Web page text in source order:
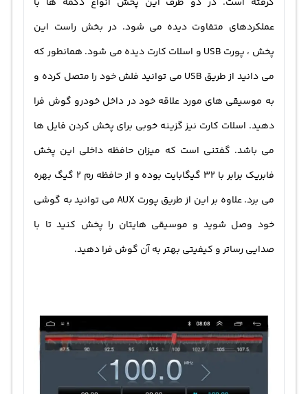
نمی کنید، با این قابلیت به راحتی به آن محل بروید. این مدل
دارای پورت USB می باشد و از این طریق می توانید فلش خود
را به آن متصل کنید و محتویات داخل را گوش دهید. اسلات
کارت برای مموری مناسب می باشد و از همین طریق نیز می
توانید فایل های ذخیره شده بر روی مموری کارت را پخش کنید.
پخش فابریک تویوتا کرولا 2009 قابلیت بلوتوث دارد. از طریق
بلوتوث می توانید به گوشی خود متصل شوید و تماس های
دریافتی را جواب دهید. همچنین می توانید محتویات موسیقی
داخل گوشی خود را بر روی صفحه نمایش مشاهده و پخش
کنید. از دیگر امکانات آن، پشتیبانی از دوربین خودرو می باشد.
عملکردهای متفاوت دیده می شود. در بخش راست این
پخش ، پورت USB و اسلات کارت دیده می شود. همانطور که
می دانید از طریق USB می توانید فلش خود را متصل کرده و
به موسیقی های مورد علاقه خود در داخل خودرو گوش فرا
دهید. اسلات کارت نیز گزینه خوبی برای پخش کردن فایل ها
می باشد. گفتنی است که میزان حافظه داخلی این پخش
فابریک برابر با 32 گیگابایت بوده و از حافظه رم 2 گیگ بهره
می برد. علاوه بر این از طریق پورت AUX می توانید به گوشی
خود وصل شوید و موسیقی هایتان را پخش کنید تا با
صدایی رساتر و کیفیتی بهتر به آن گوش فرا دهید.